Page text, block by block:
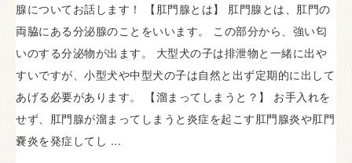
腺についてお話します！ 【肛門腺とは】 肛門腺とは、肛門の
両脇にある分泌腺のことをいいます。 この部分から、強い匂
いのする分泌物が出ます。 大型犬の子は排泄物と一緒に出や
すいですが、小型犬や中型犬の子は自然と出ず定期的に出して
あげる必要があります。 【溜まってしまうと？】 お手入れを
せず、肛門腺が溜まってしまうと炎症を起こす肛門腺炎や肛門
嚢炎を発症してし ...